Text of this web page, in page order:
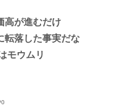
高が進むだけ
転落した事実だな
モウムリ